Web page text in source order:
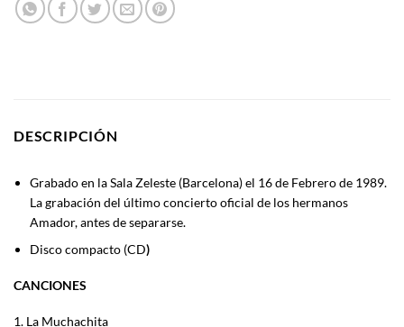
DESCRIPCIÓN
Grabado en la Sala Zeleste (Barcelona) el 16 de Febrero de 1989.
La grabación del último concierto oficial de los hermanos
Amador, antes de separarse.
Disco compacto (CD)
CANCIONES
1. La Muchachita